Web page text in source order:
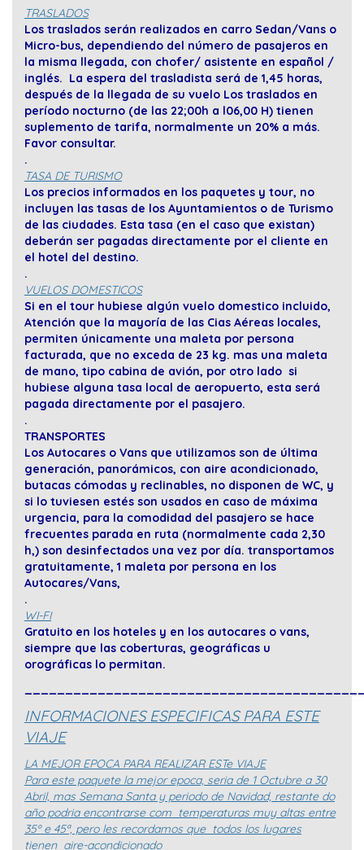
TRASLADOS
Los traslados serán realizados en carro Sedan/Vans o
Micro-bus, dependiendo del número de pasajeros en
la misma llegada, con chofer/ asistente en español /
inglés. La espera del trasladista será de 1,45 horas,
después de la llegada de su vuelo Los traslados en
período nocturno (de las 22;00h a l06,00 H) tienen
suplemento de tarifa, normalmente un 20% a más.
Favor consultar.
.
TASA DE TURISMO
Los precios informados en los paquetes y tour, no
incluyen las tasas de los Ayuntamientos o de Turismo
de las ciudades. Esta tasa (en el caso que existan)
deberán ser pagadas directamente por el cliente en
el hotel del destino.
.
VUELOS DOMESTICOS
Si en el tour hubiese algún vuelo domestico incluido,
Atención que la mayoría de las Cias Aéreas locales,
permiten únicamente una maleta por persona
facturada, que no exceda de 23 kg. mas una maleta
de mano, tipo cabina de avión, por otro lado si
hubiese alguna tasa local de aeropuerto, esta será
pagada directamente por el pasajero.
.
TRANSPORTES
Los Autocares o Vans que utilizamos son de última
generación, panorámicos, con aire acondicionado,
butacas cómodas y reclinables, no disponen de WC, y
si lo tuviesen estés son usados en caso de máxima
urgencia, para la comodidad del pasajero se hace
frecuentes parada en ruta (normalmente cada 2,30
h,) son desinfectados una vez por día. transportamos
gratuitamente, 1 maleta por persona en los
Autocares/Vans,
.
WI-FI
Gratuito en los hoteles y en los autocares o vans,
siempre que las coberturas, geográficas u
orográficas lo permitan.
INFORMACIONES ESPECIFICAS PARA ESTE
VIAJE
LA MEJOR EPOCA PARA REALIZAR ESTe VIAJE
Para este paquete la mejor epoca, seria de 1 Octubre a 30
Abril, mas Semana Santa y periodo de Navidad, restante do
año podria encontrarse com temperaturas muy altas entre
35º e 45ª, pero les recordamos que todos los lugares
tienen aire-acondicionado